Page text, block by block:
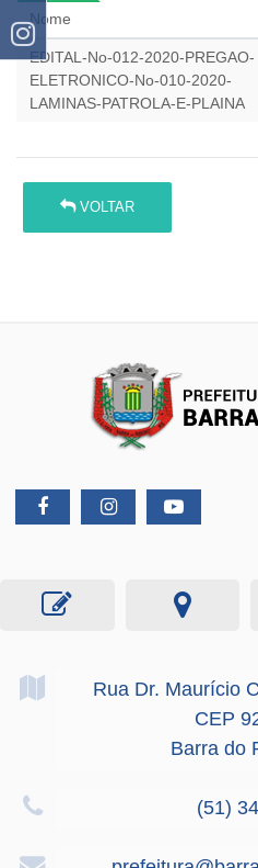
Nome
EDITAL-No-012-2020-PREGAO-
ELETRONICO-No-010-2020-
LAMINAS-PATROLA-E-PLAINA
VOLTAR
Rua Dr. Maurício
CEP
Barra do
(51)